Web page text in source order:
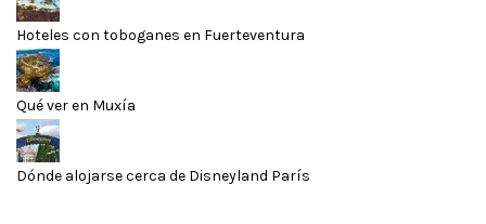
Hoteles con toboganes en Fuerteventura
Qué ver en Muxía
Dónde alojarse cerca de Disneyland París